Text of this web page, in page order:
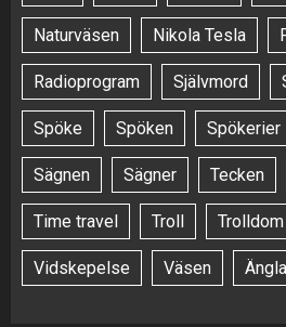
Naturväsen Nikola Tesla
Radioprogram Självmord
Spöke Spöken Spökerier
Sägnen Sägner Tecken
Time travel Troll Trolldom
Vidskepelse Väsen